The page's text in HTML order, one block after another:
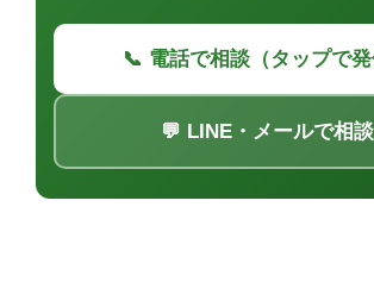
📞 電話で相談（タップで発
💬 LINE・メールで相談